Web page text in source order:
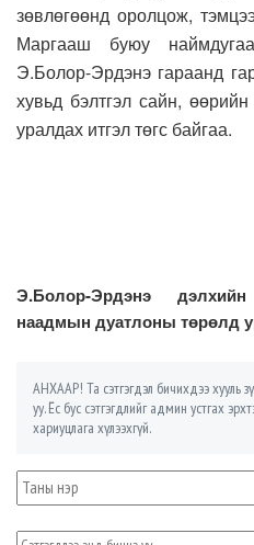
зөвлөгөөнд оролцож,
Маргааш буюу
Э.Болор-Эрдэнэ гараанд
хувьд бэлтгэл сайн,
уралдах итгэл төгс байгаа.
Э.Болор-Эрдэнэ
наадмын дуатлоны төрөлд
АНХААР! Та сэтгэгдэл бичихдээ хууль
уу. Ёс бус сэтгэгдлийг админ устгах
хариуцлага хүлээхгүй.